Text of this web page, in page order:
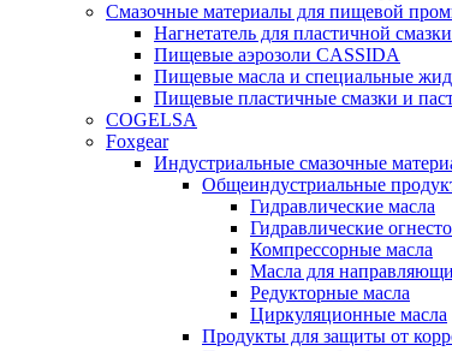
Смазочные материалы для пищевой
Нагнетатель для пластичной
Пищевые аэрозоли CASSIDA
Пищевые масла и специальные
Пищевые пластичные смазки и
COGELSA
Foxgear
Индустриальные смазочные
Общеиндустриальные
Гидравлические масла
Гидравлические
Компрессорные масла
Масла для
Редукторные масла
Циркуляционные масла
Продукты для защиты от